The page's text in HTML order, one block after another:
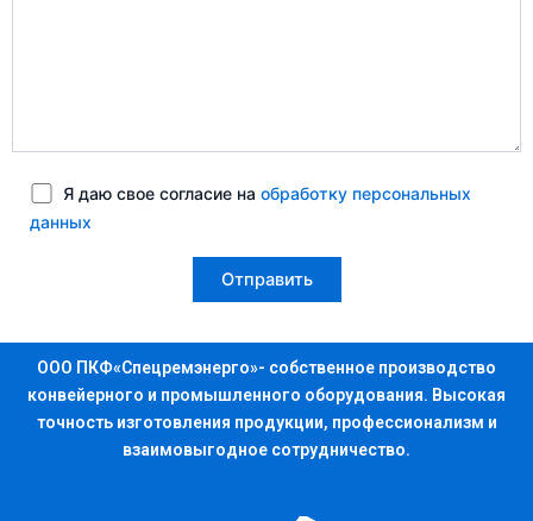
Я даю свое согласие на обработку персональных
данных
ООО ПКФ«Спецремэнерго»- собственное производство
конвейерного и промышленного оборудования. Высокая
точность изготовления продукции, профессионализм и
взаимовыгодное сотрудничество.